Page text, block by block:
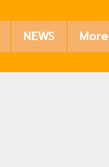
NEWS More